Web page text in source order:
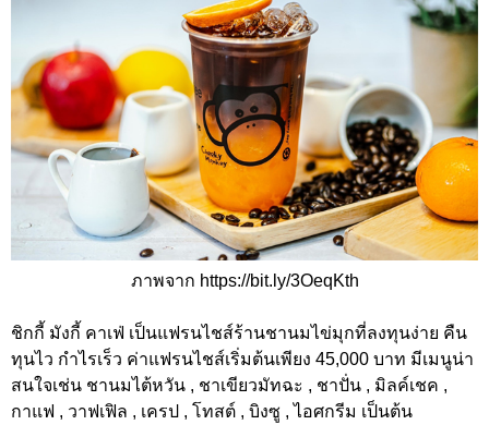
ภาพจาก https://bit.ly/3OeqKth
ชิกกี้ มังกี้ คาเฟ่ เป็นแฟรนไชส์ร้านชานมไข่มุกที่ลงทุนง่าย คืน
ทุนไว กำไรเร็ว ค่าแฟรนไชส์เริ่มต้นเพียง 45,000 บาท มีเมนูน่า
สนใจเช่น ชานมไต้หวัน , ชาเขียวมัทฉะ , ชาปั่น , มิลค์เชค ,
กาแฟ , วาฟเฟิล , เครป , โทสต์ , บิงซู , ไอศกรีม เป็นต้น